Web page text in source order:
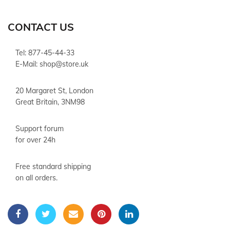
CONTACT US
Tel: 877-45-44-33
E-Mail: shop@store.uk
20 Margaret St, London
Great Britain, 3NM98
Support forum
for over 24h
Free standard shipping
on all orders.